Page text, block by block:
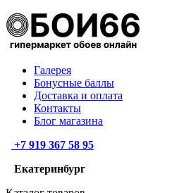
Галерея
Бонусные баллы
Доставка и оплата
Контакты
Блог магазина
+7 919 367 58 95
Екатеринбург